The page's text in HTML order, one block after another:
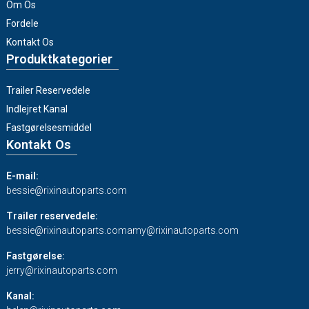
Om Os
Fordele
Kontakt Os
Produktkategorier
Trailer Reservedele
Indlejret Kanal
Fastgørelsesmiddel
Kontakt Os
E-mail:
bessie@rixinautoparts.com
Trailer reservedele:
bessie@rixinautoparts.comamy@rixinautoparts.com
Fastgørelse:
jerry@rixinautoparts.com
Kanal: